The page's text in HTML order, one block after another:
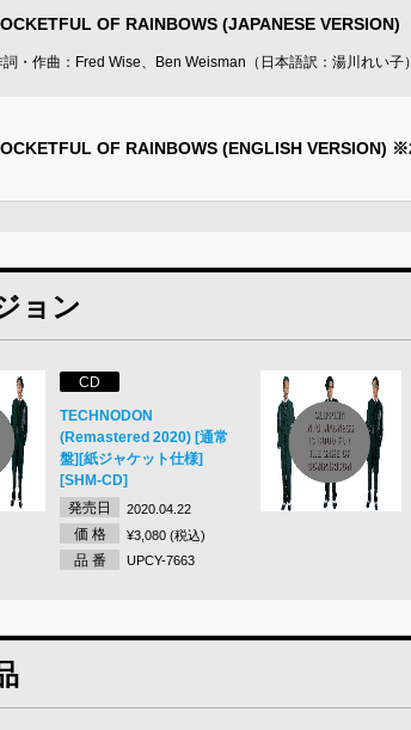
OF RAINBOWS (JAPANESE VERSION)
詞・作曲：Fred Wise、Ben Weisman（日本語訳：湯川れい子）
OF RAINBOWS (ENGLISH VERSION)
ョン
CD
TECHNODON
(Remastered 2020) [通常
盤][紙ジャケット仕様]
[SHM-CD]
発売日
2020.04.22
価 格 ¥3,080 (税込)
品 番 UPCY-7663